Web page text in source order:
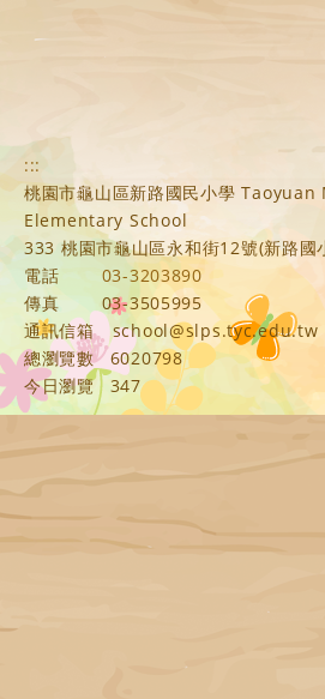
:::
桃園市龜山區新路國民小學
Elementary School
333 桃園市龜山區永和街12號(新路國
電話
03-3203890
傳真
03-3505995
通訊信箱
school@slps.tyc.edu.tw
總瀏覽數
6020798
今日瀏覽
347